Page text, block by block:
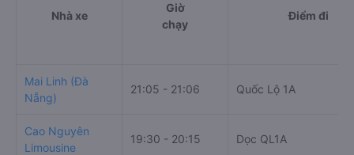
Nhà xe
Giờ
chạy
Điểm đi
Mai Linh (Đà
Nẵng)
21:05 - 21:06 Quốc Lộ 1A
Cao Nguyên
Limousine
19:30 - 20:15 Dọc QL1A